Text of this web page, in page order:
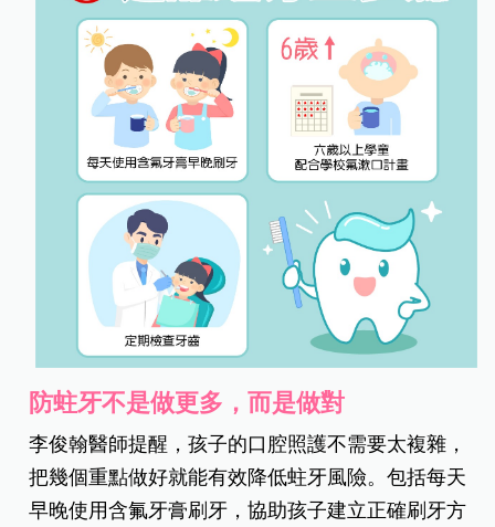
防蛀牙不是做更多，而是做對
李俊翰醫師提醒，孩子的口腔照護不需要太複雜，
把幾個重點做好就能有效降低蛀牙風險。包括每天
早晚使用含氟牙膏刷牙，協助孩子建立正確刷牙方